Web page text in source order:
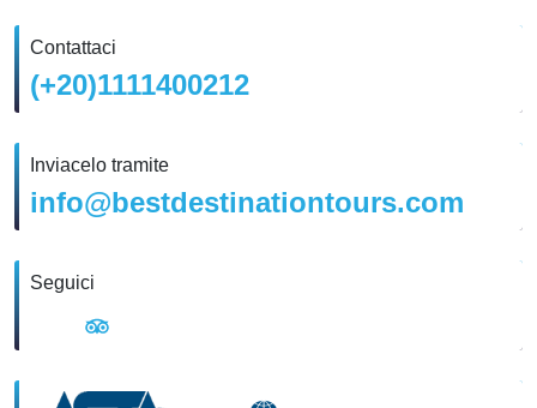
Contattaci
(+20)1111400212
Inviacelo tramite
info@bestdestinationtours.com
Seguici